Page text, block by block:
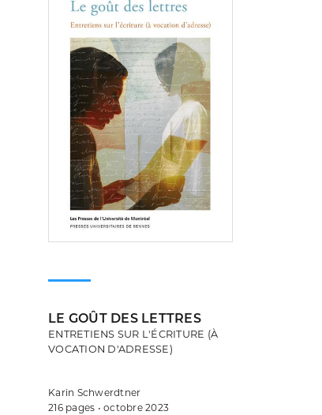
LE GOÛT DES LETTRES
ENTRETIENS SUR L'ÉCRITURE (À
VOCATION D'ADRESSE)
Karin Schwerdtner
216 pages • octobre 2023